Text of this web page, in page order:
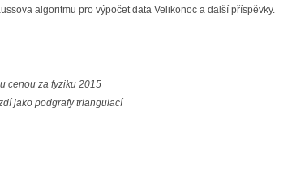
algoritmu pro výpočet data Velikonoc a další příspěvky.
cenou za fyziku 2015
jako podgrafy triangulací